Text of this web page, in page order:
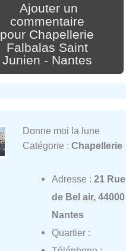
Ajouter un
commentaire
pour Chapellerie
Falbalas Saint
Junien - Nantes
Donne moi la lune
Catégorie : Chapellerie
Adresse : 21 Rue
de Bel air, 44000
Nantes
Quartier :